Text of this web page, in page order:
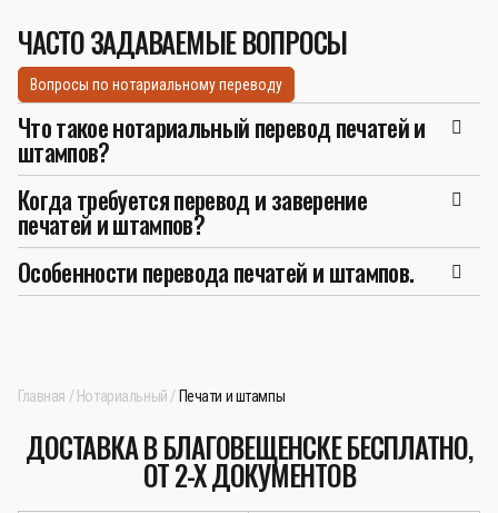
ЧАСТО ЗАДАВАЕМЫЕ ВОПРОСЫ
Вопросы по нотариальному переводу
Что такое нотариальный перевод печатей и
штампов?
Когда требуется перевод и заверение
печатей и штампов?
Особенности перевода печатей и штампов.
Главная Нотариальный Печати и штампы
ДОСТАВКА В БЛАГОВЕЩЕНСКЕ БЕСПЛАТНО,
ОТ 2-Х ДОКУМЕНТОВ